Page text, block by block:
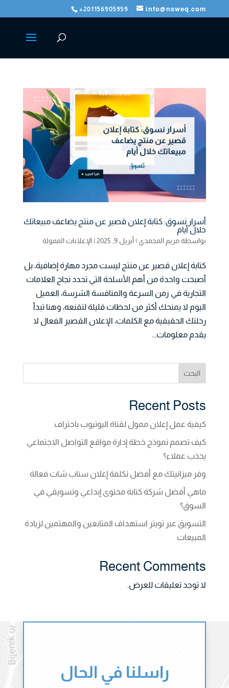
+201156905959 info@nsweq.com
أسرار نسوق: كتابة إعلان قصير عن منتج يضاعف مبيعاتك
خلال أيام
بواسطةمريم المحمدي | أبريل 9, 2025 | الإعلانات الممولة
كتابة إعلان قصير عن منتج ليست مجرد مهارة إضافية، بل
أصبحت واحدة من أهم الأسلحة التي تحدد نجاح العلامات
التجارية في زمن السرعة والمنافسة الشرسة، العميل
اليوم لا يمنحك أكثر من لحظات قليلة لتقنعه، وهنا تبدأ
رحلتك الحقيقية مع الكلمات، الإعلان القصير الفعال لا
يقدم معلومات...
البحث
Recent Posts
كيفية عمل إعلان ممول لقناة اليوتيوب باحتراف
كيف تصمم نموذج خطة إدارة مواقع التواصل الاجتماعي
يجذب عملاء؟
وفر ميزانيتك مع أفضل تكلفة إعلان سناب شات فعالة
ماهي أفضل شركة كتابة محتوى إبداعي وتسويقي في
السوق؟
التسويق عبر تويتر استهداف المتابعين والمهتمين لزيادة
المبيعات
Recent Comments
لا توجد تعليقات للعرض.
راسلنا في الحال